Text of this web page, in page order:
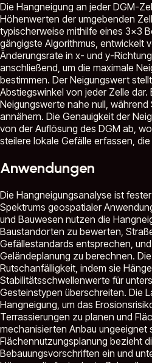
Die Hangneigung an jeder DGM-
Höhenwerten der umgebenden
typischerweise mithilfe eines 3x3
gängigste Algorithmus, entwickelt
Änderungsrate in x- und y-
anschließend, um die maximale
bestimmen. Der Neigungswert
Abstiegswinkel von jeder Zelle
Neigungswerte nahe null,
annähern. Die Genauigkeit der
von der Auflösung des DGM ab,
steilere lokale Gefälle erfassen,
Anwendungen
Die Hangneigungsanalyse ist
Spektrums geospatialer
und Bauwesen nutzen die
Baustandorten zu bewerten,
Gefällestandards entsprechen,
Geländeplanung zu berechnen.
Rutschanfälligkeit, indem sie
Stabilitätsschwellenwerte für
Gesteinstypen überschreiten. Die
Hangneigung, um das
Terrassierungen zu planen und
mechanisierten Anbau ungeeignet
Flächennutzungsplanung bezieht
Bebauungsvorschriften ein und